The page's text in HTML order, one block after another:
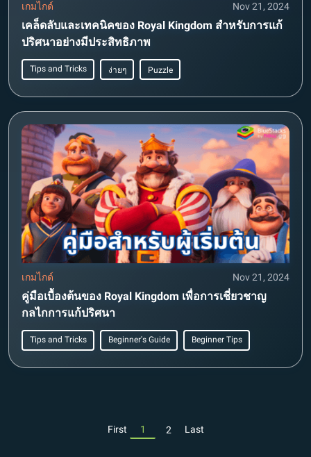
เกมไกด์ Nov 21, 2024
เคล็ดลับและเทคนิคของ Royal Kingdom สำหรับการแก้
ปริศนาอย่างมีประสิทธิภาพ
Tips and Tricks ง่ายๆ Puzzle
เกมไกด์ Nov 21, 2024
คู่มือเบื้องต้นของ Royal Kingdom เพื่อการเชี่ยวชาญ
กลไกการแก้ปริศนา
Tips and Tricks Beginner's Guide Beginner Tips
First 1 2 Last